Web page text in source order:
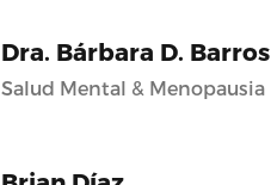
Dra. Bárbara D. Barros
Salud Mental & Menopausia